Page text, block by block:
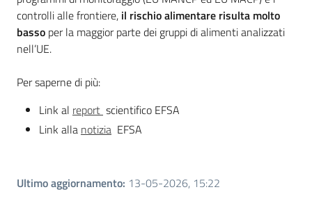
controlli alle frontiere, il rischio alimentare risulta molto
basso per la maggior parte dei gruppi di alimenti analizzati
nell’UE.
Per saperne di più:
Link al report scientifico EFSA
Link alla notizia EFSA
Ultimo aggiornamento: 13-05-2026, 15:22